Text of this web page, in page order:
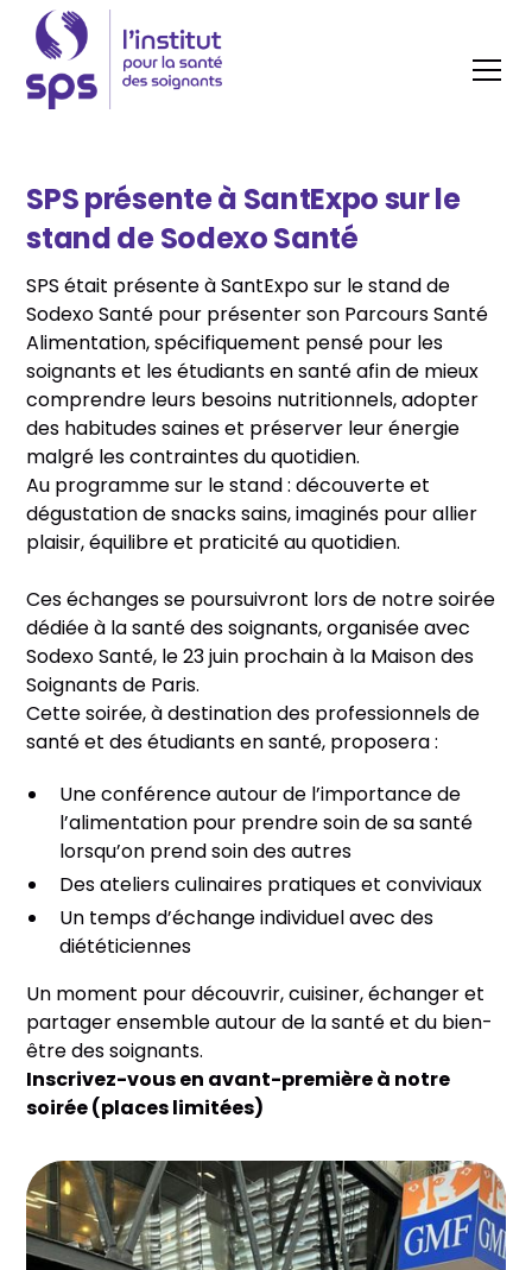
SPS présente à SantExpo sur le
stand de Sodexo Santé
SPS était présente à SantExpo sur le stand de
Sodexo Santé pour présenter son Parcours Santé
Alimentation, spécifiquement pensé pour les
soignants et les étudiants en santé afin de mieux
comprendre leurs besoins nutritionnels, adopter
des habitudes saines et préserver leur énergie
malgré les contraintes du quotidien.
Au programme sur le stand : découverte et
dégustation de snacks sains, imaginés pour allier
plaisir, équilibre et praticité au quotidien.
Ces échanges se poursuivront lors de notre soirée
dédiée à la santé des soignants, organisée avec
Sodexo Santé, le 23 juin prochain à la Maison des
Soignants de Paris.
Cette soirée, à destination des professionnels de
santé et des étudiants en santé, proposera :
Une conférence autour de l’importance de
l’alimentation pour prendre soin de sa santé
lorsqu’on prend soin des autres
Des ateliers culinaires pratiques et conviviaux
Un temps d’échange individuel avec des
diététiciennes
Un moment pour découvrir, cuisiner, échanger et
partager ensemble autour de la santé et du bien-
être des soignants.
Inscrivez-vous en avant-première à notre
soirée (places limitées)